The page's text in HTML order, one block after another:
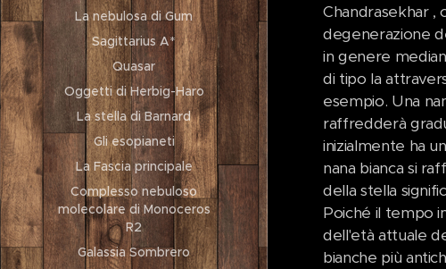
La nebulosa di Gum
Sagittarius A*
Quasar
Oggetti di Herbig-Haro
La stella di Barnard
Gli esopianeti
La Fascia principale
Complesso nebuloso
molecolare di Monoceros
R2
Galassia Sombrero
Chandrasekhar ,
degenerazione
in genere
di tipo Ia
esempio. Una
raffredderà
inizialmente ha
nana bianca si
della stella
Poiché il tempo
dell'età attuale
bianche più